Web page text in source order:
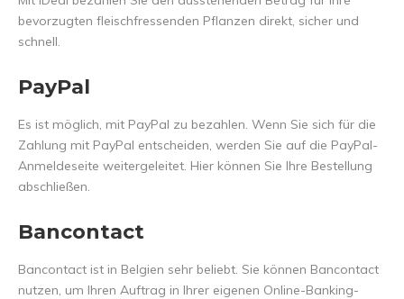
bevorzugten fleischfressenden Pflanzen direkt, sicher und
schnell.
PayPal
Es ist möglich, mit PayPal zu bezahlen. Wenn Sie sich für die
Zahlung mit PayPal entscheiden, werden Sie auf die PayPal-
Anmeldeseite weitergeleitet. Hier können Sie Ihre Bestellung
abschließen.
Bancontact
Bancontact ist in Belgien sehr beliebt. Sie können Bancontact
nutzen, um Ihren Auftrag in Ihrer eigenen Online-Banking-